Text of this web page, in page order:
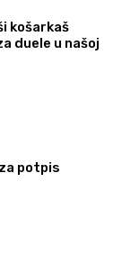
košarkaš
duele u našoj
potpis